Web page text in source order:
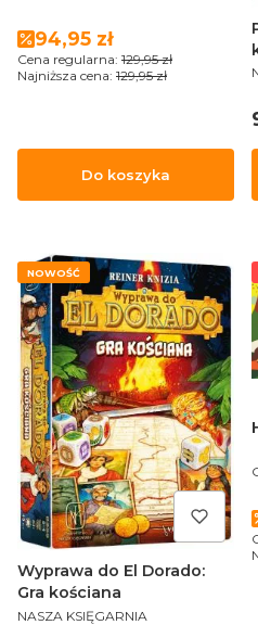
Cena promocyjna
94,95 zł
Cena regularna: 129,95 zł
Najniższa cena: 129,95 zł
Do koszyka
NOWOŚĆ
Wyprawa do El Dorado:
Gra kościana
PRODUCENT
NASZA KSIĘGARNIA